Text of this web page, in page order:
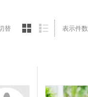
替 表示件数
トバッグ
ォーム